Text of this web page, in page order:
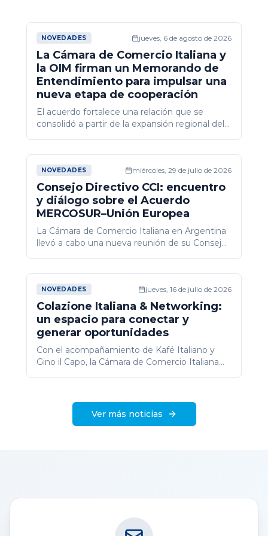
Lugar: Cámara de Comercio Italiana en la
República Argentina Durante el encuentro
abordaremos: - Qué es y qué no es
Networking. - La tarjeta corporativa no sos
vos. - ¿Qué tipo de networker sos? -
Construí tu red antes de necesitarla. - ¿Cuál
es tu propuesta de valor? Armá tu canvas. -
Los principales errores del networking. -
Consejos para interactuar en eventos. - El
mito de tener que ser extrovertido para
hacer networking. La propuesta es que
puedas inspirarte, incorporar nuevas
herramientas y llevarte recursos prácticos
para potenciar tus vínculos profesionales y
empezar a construir tu red desde hoy.
ACTIVIDAD EXCLUSIVA PARA SOCIOS DE
LA CÁMARA ITALIANA
NOVEDADES jueves, 6 de agosto de 2026
La Cámara de Comercio Italiana y
la OIM firman un Memorando de
Entendimiento para impulsar una
nueva etapa de cooperación
El acuerdo fortalece una relación que se
consolidó a partir de la expansión regional del
NOVEDADES miércoles, 29 de julio de 2026
Consejo Directivo CCI: encuentro
y diálogo sobre el Acuerdo
MERCOSUR–Unión Europea
La Cámara de Comercio Italiana en Argentina
llevó a cabo una nueva reunión de su Consejo
Externa, quien presentó las principales
perspectivas del Acuerdo MERCOSUR–Unión
Europea y su impacto en el comercio bilateral.
NOVEDADES jueves, 16 de julio de 2026
Colazione Italiana & Networking:
un espacio para conectar y
generar oportunidades
Con el acompañamiento de Kafé Italiano y
Gino il Capo, la Cámara de Comercio Italiana
Ver más noticias